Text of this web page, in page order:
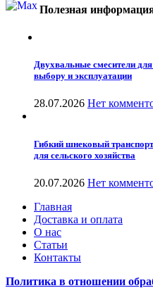
Полезная
Двухвальные смесители
выбору и эксплуатации
28.07.2026 Нет
Гибкий шнековый
для сельского хозяйства
20.07.2026 Нет
Главная
Доставка и оплата
О нас
Статьи
Контакты
Политика в отношении